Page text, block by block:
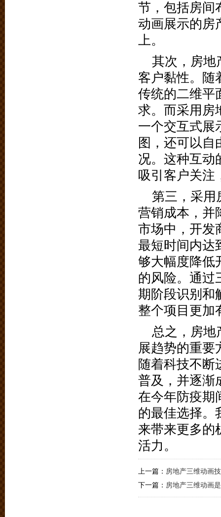
节，包括房间
动画展示的房
上。
其次，房地
客户黏性。随
传统的二维平
求。而采用房
一个交互式展
图，还可以自
况。这种互动
吸引客户关注
第三，采用
营销成本，并
市场中，开发
最短时间内达
够大幅度降低
的风险。通过
期阶段识别和
整个项目更加
总之，房地
展趋势的重要
随着科技不断
普及，并逐渐
在今年防疫期
的最佳选择。
来带来更多的
活力。
上一篇： 房地产三维动画
下一篇： 房地产三维动画